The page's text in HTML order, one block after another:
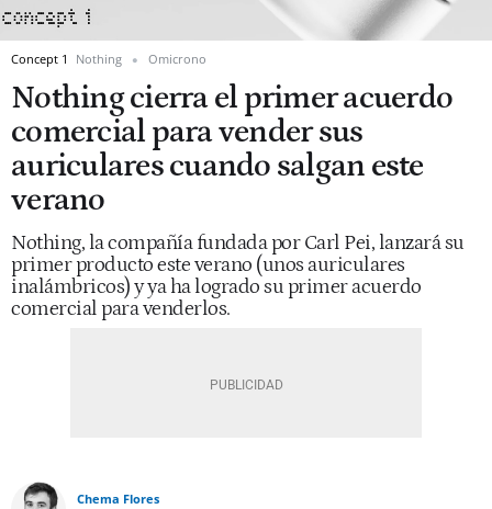
Concept 1 Nothing Omicrono
Nothing cierra el primer acuerdo
comercial para vender sus
auriculares cuando salgan este
verano
Nothing, la compañía fundada por Carl Pei, lanzará su
primer producto este verano (unos auriculares
inalámbricos) y ya ha logrado su primer acuerdo
comercial para venderlos.
Chema Flores